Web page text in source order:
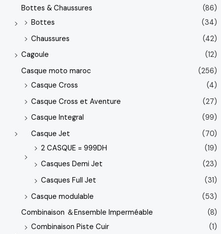
Bottes & Chaussures
(86)
Bottes
(34)
Chaussures
(42)
Cagoule
(12)
Casque moto maroc
(256)
Casque Cross
(4)
Casque Cross et Aventure
(27)
Casque Integral
(99)
Casque Jet
(70)
2 CASQUE = 999DH
(19)
Casques Demi Jet
(23)
Casques Full Jet
(31)
Casque modulable
(53)
Combinaison ＆Ensemble Imperméable
(8)
Combinaison Piste Cuir
(1)